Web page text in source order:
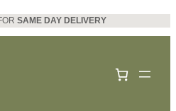
SAME DAY DELIVERY